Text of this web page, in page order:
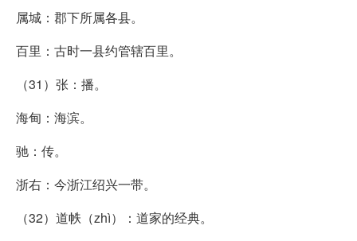
属城：郡下所属各县。
百里：古时一县约管辖百里。
（31）张：播。
海甸：海滨。
驰：传。
浙右：今浙江绍兴一带。
（32）道帙（zhì）：道家的经典。